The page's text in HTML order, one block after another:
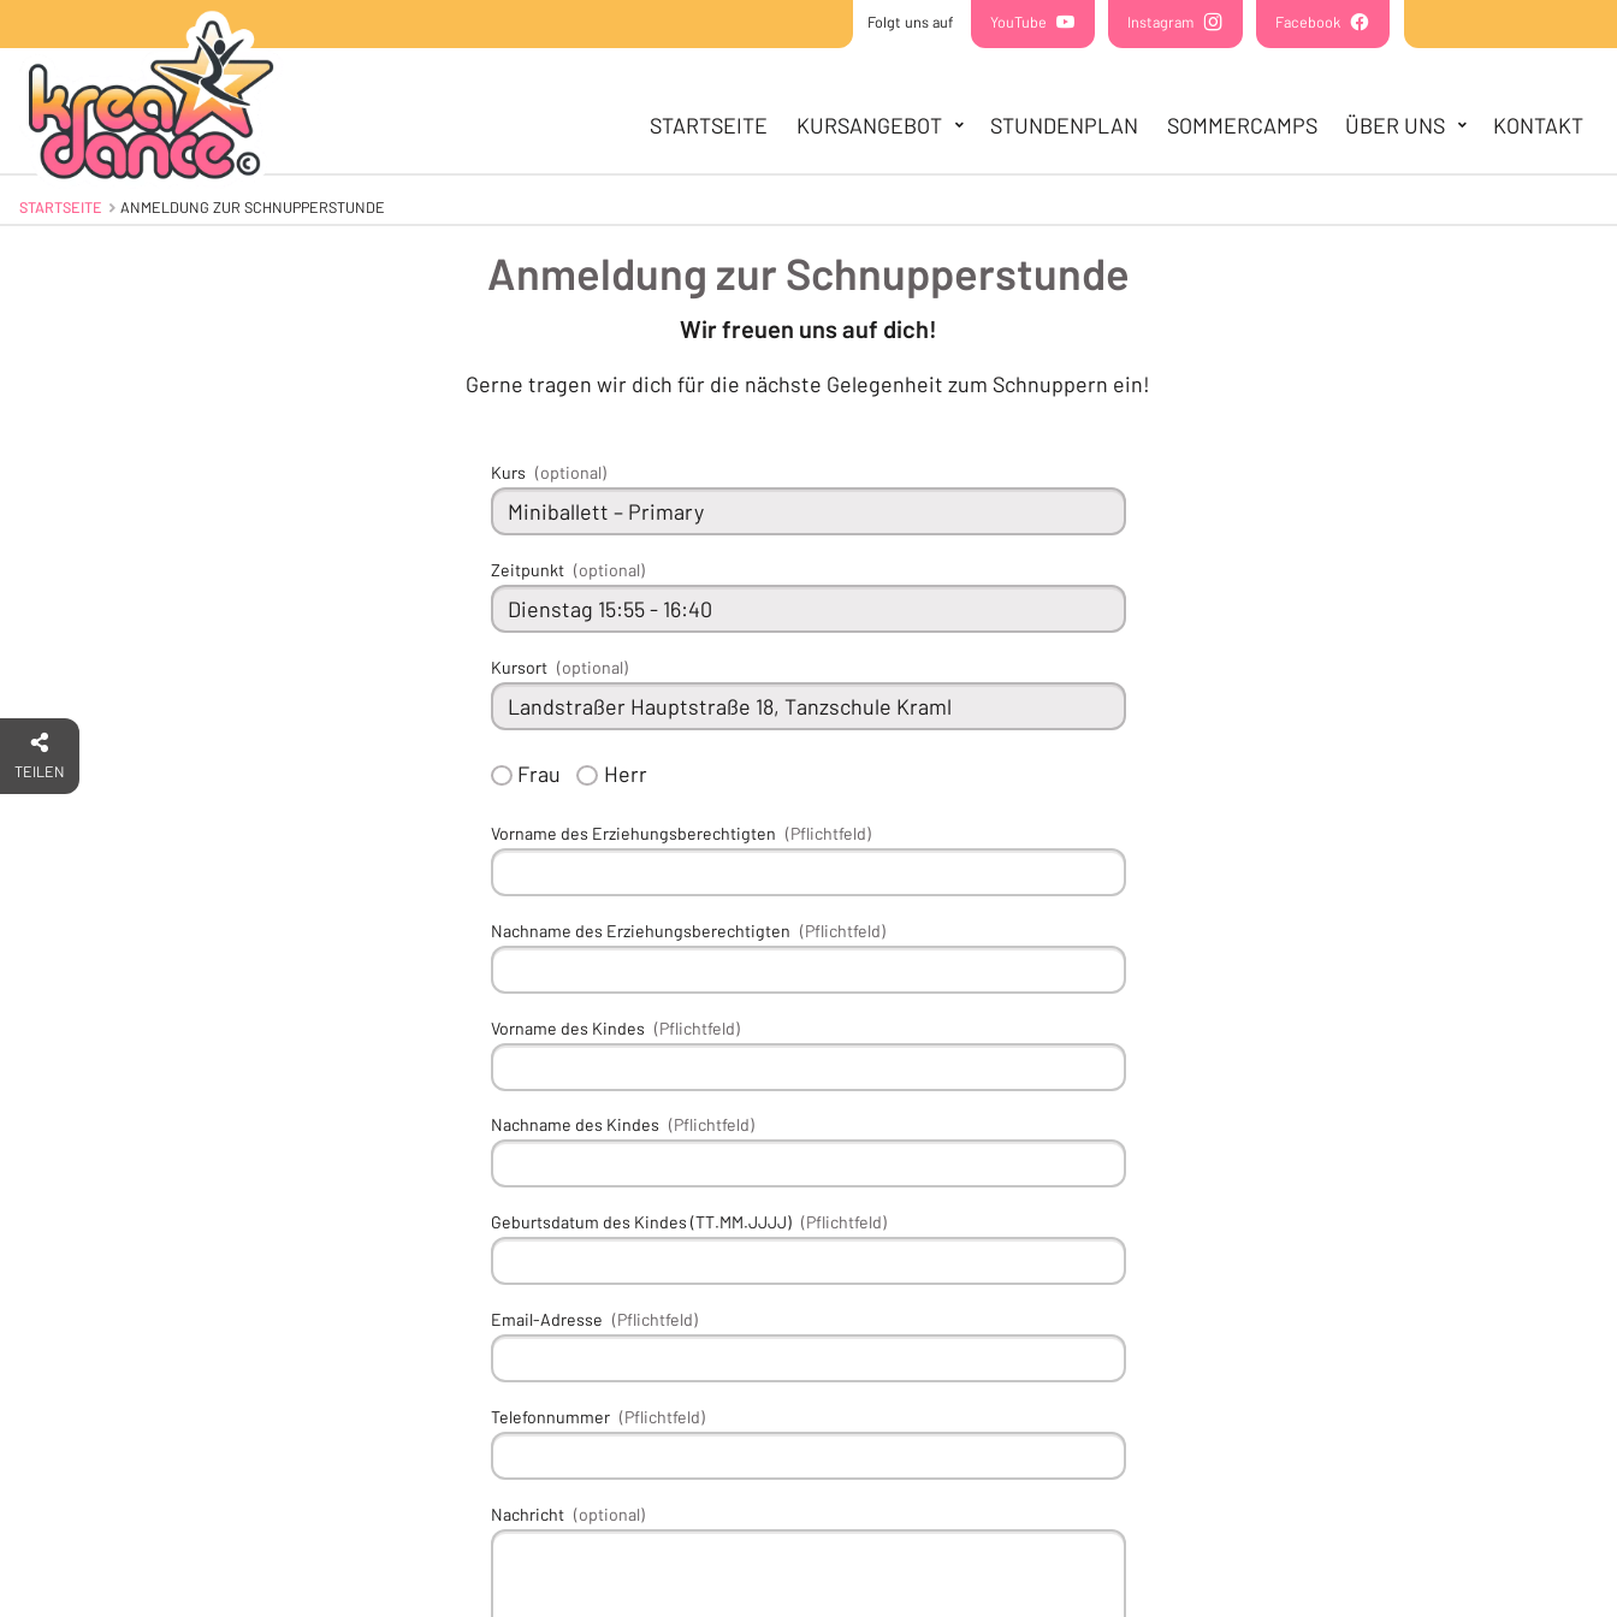
Folgt uns auf YouTube (Öffnet in einem neuen Tab oder Fenster)
Instagram (Öffnet in einem neuen Tab oder Fenster)
Facebook
HAUPTNAVIGATION
STARTSEITE
STUNDENPLAN
SOMMERCAMPS
TEAM
STARTSEITE KURSANGEBOT STUNDENPLAN SOMMERCAMPS ÜBER UNS KONTAKT
STARTSEITE AKTUELL: ANMELDUNG ZUR SCHNUPPERSTUNDE
ANMELDUNG ZUR SCHNUPPERSTUNDE
Anmeldung zur Schnupperstunde
Wir freuen uns auf dich!
Gerne tragen wir dich für die nächste Gelegenheit zum Schnuppern ein!
Kurs (optional)
Zeitpunkt (optional)
Kursort (optional)
Frau Herr
Vorname des Erziehungsberechtigten (Pflichtfeld)
Nachname des Erziehungsberechtigten (Pflichtfeld)
Vorname des Kindes (Pflichtfeld)
Nachname des Kindes (Pflichtfeld)
Geburtsdatum des Kindes (TT.MM.JJJJ) (Pflichtfeld)
Email-Adresse (Pflichtfeld)
Telefonnummer (Pflichtfeld)
Nachricht (optional)
TEILEN